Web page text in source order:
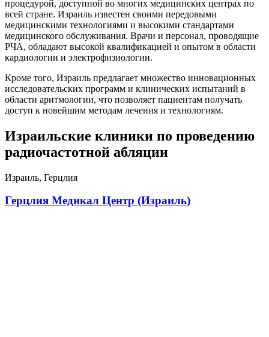
процедурой, доступной во многих медицинских центрах по
всей стране. Израиль известен своими передовыми
медицинскими технологиями и высокими стандартами
медицинского обслуживания. Врачи и персонал, проводящие
РЧА, обладают высокой квалификацией и опытом в области
кардиологии и электрофизиологии.
Кроме того, Израиль предлагает множество инновационных
исследовательских программ и клинических испытаний в
области аритмологии, что позволяет пациентам получать
доступ к новейшим методам лечения и технологиям.
Израильские клиники по проведению
радиочастотной абляции
Израиль, Герцлия
Герцлия Медикал Центр (Израиль)